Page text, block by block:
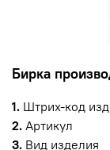
Бирка
1. Штрих-код
2. Артикул
3. Вид изделия